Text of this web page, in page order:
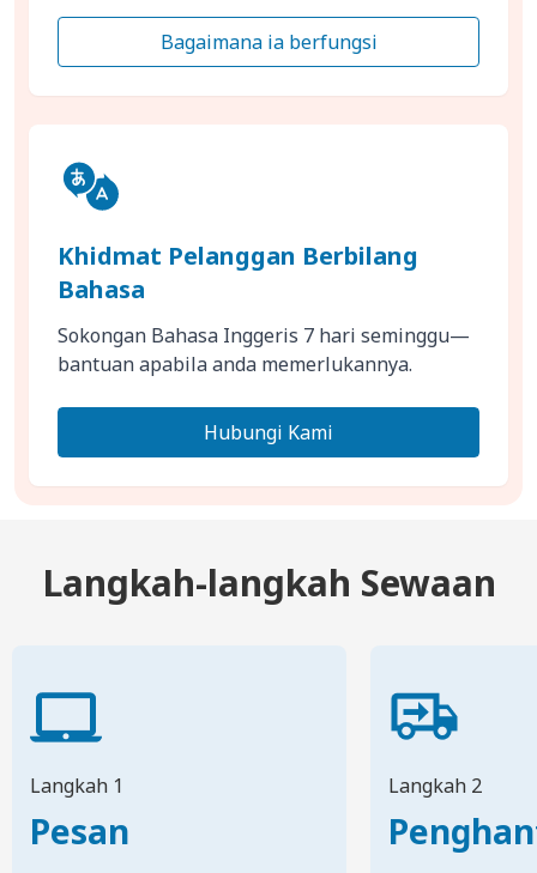
Bagaimana ia berfungsi
Khidmat Pelanggan Berbilang
Bahasa
Sokongan Bahasa Inggeris 7 hari seminggu—
bantuan apabila anda memerlukannya.
Hubungi Kami
Langkah-langkah Sewaan
Langkah 1
Pesan
Langkah 2